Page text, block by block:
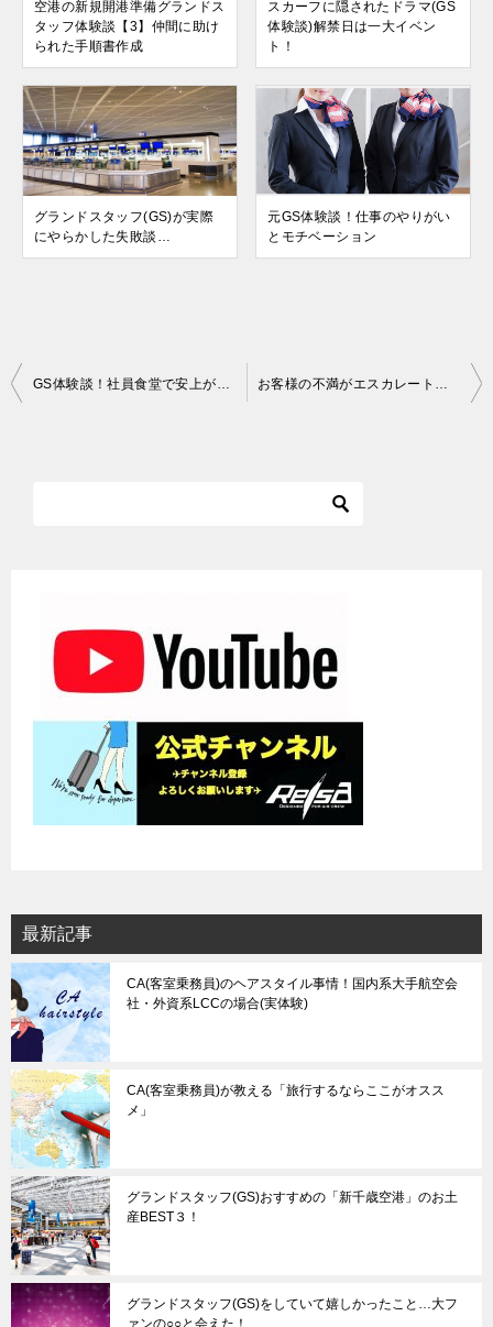
空港の新規開港準備グランドス
タッフ体験談【3】仲間に助け
られた手順書作成
スカーフに隠されたドラマ(GS
体験談)解禁日は一大イベン
ト！
グランドスタッフ(GS)が実際
にやらかした失敗談…
元GS体験談！仕事のやりがい
とモチベーション
投
GS体験談！社員食堂で安上がりに済ますケチな先輩に教えてもらったこと お客様の不満がエスカレート！天候不良による欠航対応（グランドスタッフ編）
最新記事
CA(客室乗務員)のヘアスタイル事情！国内系大手航空会
社・外資系LCCの場合(実体験)
CA(客室乗務員)が教える「旅行するならここがオスス
メ」
グランドスタッフ(GS)おすすめの「新千歳空港」のお土
産BEST３！
グランドスタッフ(GS)をしていて嬉しかったこと…大フ
ァンの○○と会えた！